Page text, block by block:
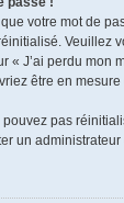
votre mot de
Veuillez
« J’ai perdu mon
être en
pas
un administrateur